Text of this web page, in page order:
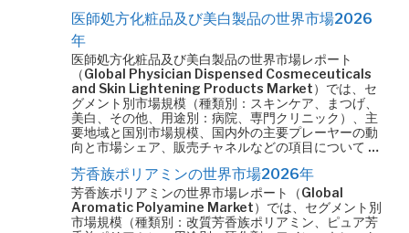
医師処方化粧品及び美白製品の世界市場2026
年
医師処方化粧品及び美白製品の世界市場レポート
（Global Physician Dispensed Cosmeceuticals
and Skin Lightening Products Market）では、セ
グメント別市場規模（種類別：スキンケア、まつげ、
美白、その他、用途別：病院、専門クリニック）、主
要地域と国別市場規模、国内外の主要プレーヤーの動
向と市場シェア、販売チャネルなどの項目について …
芳香族ポリアミンの世界市場2026年
芳香族ポリアミンの世界市場レポート（Global
Aromatic Polyamine Market）では、セグメント別
市場規模（種類別：改質芳香族ポリアミン、ピュア芳